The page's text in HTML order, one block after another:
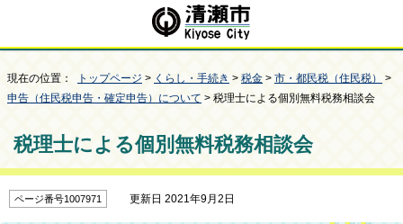
現在の位置： トップページ > くらし・手続き > 税金 > 市・都民税（住民税）
>
申告（住民税申告・確定申告）について > 税理士による個別無料税務相談会
税理士による個別無料税務相談会
ページ番号1007971 更新日 2021年9月2日